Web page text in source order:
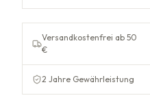
Versandkostenfrei ab 50
€
2 Jahre Gewährleistung